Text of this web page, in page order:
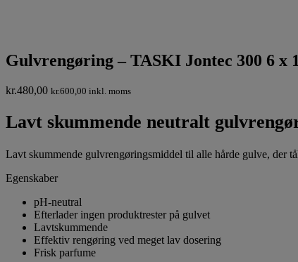
Gulvrengøring – TASKI Jontec 300 6 x
kr.480,00 kr.600,00 inkl. moms
Lavt skummende neutralt
Lavt skummende gulvrengøringsmiddel til alle hårde gulve, der
Egenskaber
pH-neutral
Efterlader ingen produktrester på gulvet
Lavtskummende
Effektiv rengøring ved meget lav dosering
Frisk parfume